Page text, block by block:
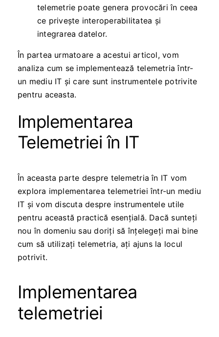
telemetrie poate genera provocări în ceea
ce privește interoperabilitatea și
integrarea datelor.
În partea urmatoare a acestui articol, vom
analiza cum se implementează telemetria într-
un mediu IT și care sunt instrumentele potrivite
pentru aceasta.
Implementarea
Telemetriei în IT
În aceasta parte despre telemetria în IT vom
explora implementarea telemetriei într-un mediu
IT și vom discuta despre instrumentele utile
pentru această practică esențială. Dacă sunteți
nou în domeniu sau doriți să înțelegeți mai bine
cum să utilizați telemetria, ați ajuns la locul
potrivit.
Implementarea
telemetriei